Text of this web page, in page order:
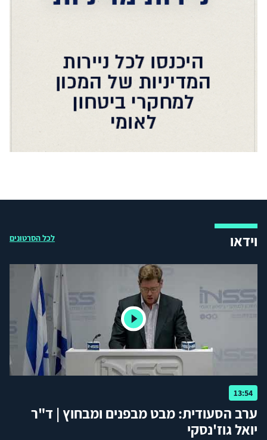
וידאו לכל הסרטונים
13:54
ערב הסעודית: מבט מבפנים ומבחוץ | ד"ר
יואל גוז'נסקי